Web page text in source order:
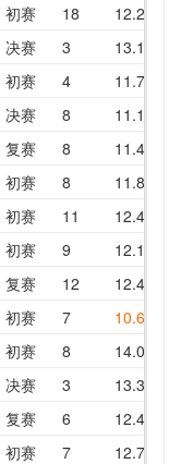
初赛
18 12.21
决赛 3 13.19
初赛
4 11.78
决赛 8 11.18
复赛
8 11.44
初赛
8 11.84
初赛 11 12.47
初赛 9 12.18
复赛 12 12.43
初赛
7 10.69
初赛 8 14.09
决赛 3 13.34
复赛
6 12.43
初赛
7 12.71